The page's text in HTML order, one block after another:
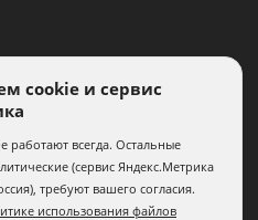
cookie и сервис
работают всегда. Остальные
(сервис Яндекс.Метрика
требуют вашего согласия.
использования файлов